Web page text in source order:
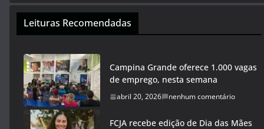
Leituras Recomendadas
Campina Grande oferece 1.000 vagas
de emprego, nesta semana
abril 20, 2026 nenhum comentário
FCJA recebe edição de Dia das Mães